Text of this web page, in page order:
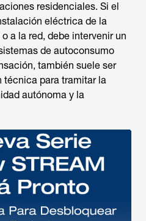
residenciales. Si el
eléctrica de la
a la red, debe intervenir un
de autoconsumo
también suele ser
técnica para tramitar la
autónoma y la